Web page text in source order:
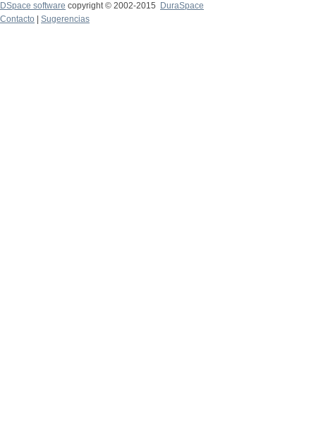
DSpace software copyright © 2002-2015
DuraSpace
Contacto
Sugerencias